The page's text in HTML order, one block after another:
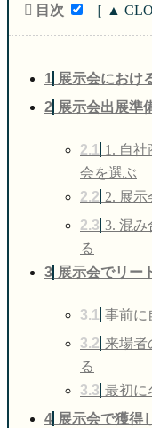
目次
1 展示会におけ
2 展示会出展準
2.1 1. 自
会を選ぶ
2.2 2. 展
2.3 3. 混み
る
3 展示会でリー
3.1 事前に
3.2 来場者
る
3.3 最初に
4 展示会で獲得